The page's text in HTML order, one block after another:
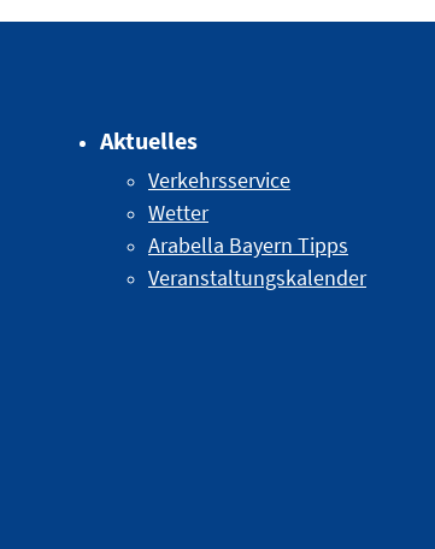
Aktuelles
Verkehrsservice
Wetter
Arabella Bayern Tipps
Veranstaltungskalender